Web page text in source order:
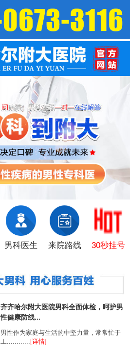
男科医生 来院路线 30秒挂号
齐齐哈尔附大医院男科全面体检，呵护男
性健康防线...
男性作为家庭与生活的中坚力量，常常忙于
工............
[详情]